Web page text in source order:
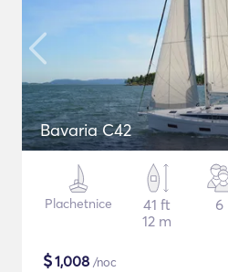
Bavaria C42
Plachetnice
41 ft
12 m
6
$1,008 /noc